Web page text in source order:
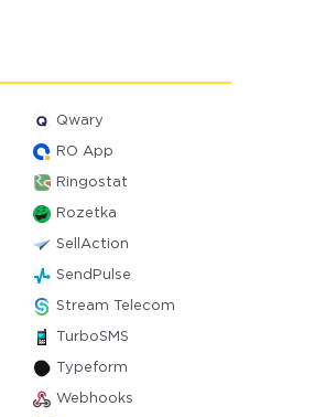
Qwary
RO App
Ringostat
Rozetka
SellAction
SendPulse
Stream Telecom
TurboSMS
Typeform
Webhooks